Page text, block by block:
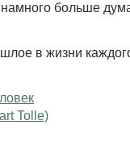
намного больше
в жизни
Tolle)